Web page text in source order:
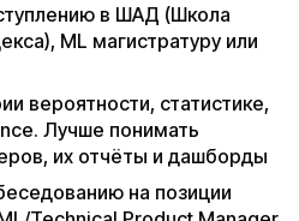
в ШАД (Школа
ML магистратуру или
вероятности, статистике,
Лучше понимать
их отчёты и дашборды
на позиции